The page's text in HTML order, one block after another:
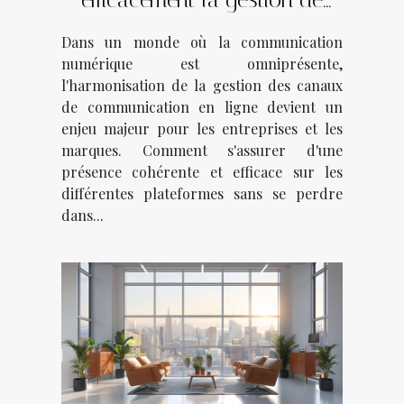
communication en ligne
Dans un monde où la communication
numérique est omniprésente,
l'harmonisation de la gestion des canaux
de communication en ligne devient un
enjeu majeur pour les entreprises et les
marques. Comment s'assurer d'une
présence cohérente et efficace sur les
différentes plateformes sans se perdre
dans...